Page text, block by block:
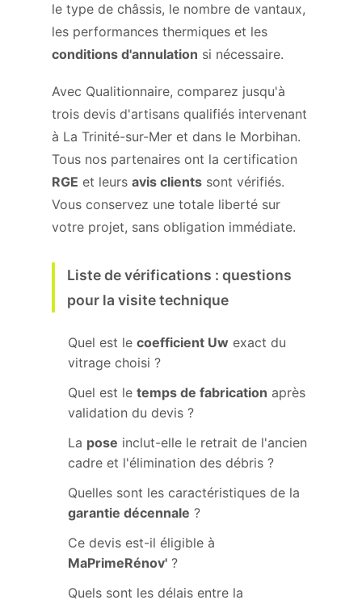
le type de châssis, le nombre de vantaux,
les performances thermiques et les
conditions d'annulation si nécessaire.
Avec Qualitionnaire, comparez jusqu'à
trois devis d'artisans qualifiés intervenant
à La Trinité-sur-Mer et dans le Morbihan.
Tous nos partenaires ont la certification
RGE et leurs avis clients sont vérifiés.
Vous conservez une totale liberté sur
votre projet, sans obligation immédiate.
Liste de vérifications : questions
pour la visite technique
Quel est le coefficient Uw exact du
vitrage choisi ?
Quel est le temps de fabrication après
validation du devis ?
La pose inclut-elle le retrait de l'ancien
cadre et l'élimination des débris ?
Quelles sont les caractéristiques de la
garantie décennale ?
Ce devis est-il éligible à
MaPrimeRénov' ?
Quels sont les délais entre la